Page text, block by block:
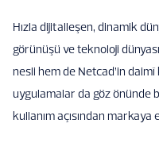
Hızla dijitalleşen, dinamik
görünüşü ve teknoloji
nesli hem de Netcad’in daimî
uygulamalar da göz önünde
kullanım açısından